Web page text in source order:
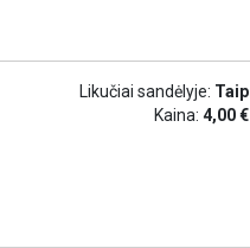
Likučiai sandėlyje: Taip
Kaina: 4,00 €